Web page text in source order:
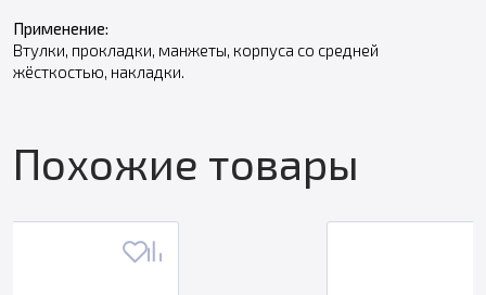
Применение:
Втулки, прокладки, манжеты, корпуса со средней
жёсткостью, накладки.
Похожие товары